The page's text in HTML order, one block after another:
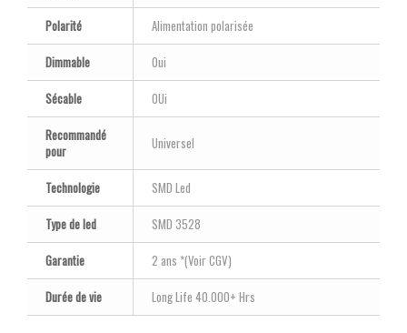
Polarité
Alimentation polarisée
Dimmable
Oui
Sécable
OUi
Recommandé
pour
Universel
Technologie
SMD Led
Type de led
SMD 3528
Garantie
2 ans *(Voir CGV)
Durée de vie
Long Life 40.000+ Hrs